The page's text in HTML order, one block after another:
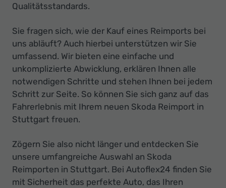
Qualitätsstandards.
Sie fragen sich, wie der Kauf eines Reimports bei
uns abläuft? Auch hierbei unterstützen wir Sie
umfassend. Wir bieten eine einfache und
unkomplizierte Abwicklung, erklären Ihnen alle
notwendigen Schritte und stehen Ihnen bei jedem
Schritt zur Seite. So können Sie sich ganz auf das
Fahrerlebnis mit Ihrem neuen Skoda Reimport in
Stuttgart freuen.
Zögern Sie also nicht länger und entdecken Sie
unsere umfangreiche Auswahl an Skoda
Reimporten in Stuttgart. Bei Autoflex24 finden Sie
mit Sicherheit das perfekte Auto, das Ihren